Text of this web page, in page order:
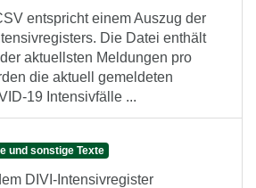
entspricht einem Auszug der
Die Datei enthält
aktuellsten Meldungen pro
die aktuell gemeldeten
19 Intensivfälle ...
und sonstige Texte
DIVI-Intensivregister